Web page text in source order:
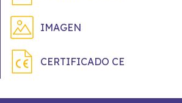
IMAGEN
CERTIFICADO CE